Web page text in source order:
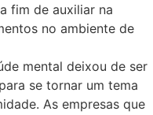
fim de auxiliar na
no ambiente de
mental deixou de ser
se tornar um tema
As empresas que